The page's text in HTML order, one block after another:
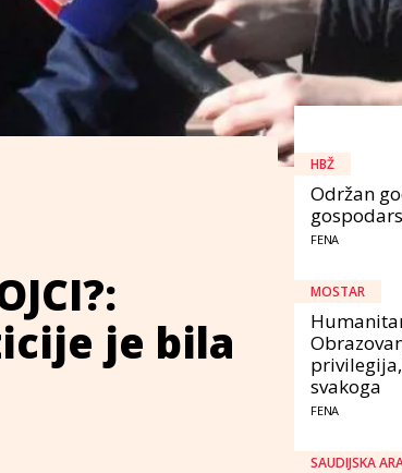
je bila
HBŽ
Održan
FENA
MOSTAR
svakoga
FENA
SAUDIJSKA